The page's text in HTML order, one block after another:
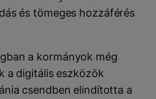
és tömeges hozzáférés
a kormányok még
a digitális eszközök
csendben elindította a